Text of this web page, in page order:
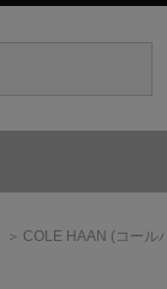
COLE HAAN (コール